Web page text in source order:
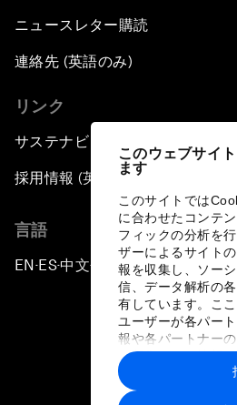
このウェブサイ
ます
このサイトでは
に合わせたコンテ
フィックの分析を
ザーによるサイト
報を収集し、ソー
信、データ解析の
有しています。こ
ユーザーが各パー
報や各パートナー
に収集された情報
トナーによって使
す。
ニュースレター購読
連絡先 (英語のみ)
リンク
サステナビリティへの取り組み
採用情報 (英語のみ)
言語
EN ▪ES▪中文▪ 日本語
プライバシーポリシ